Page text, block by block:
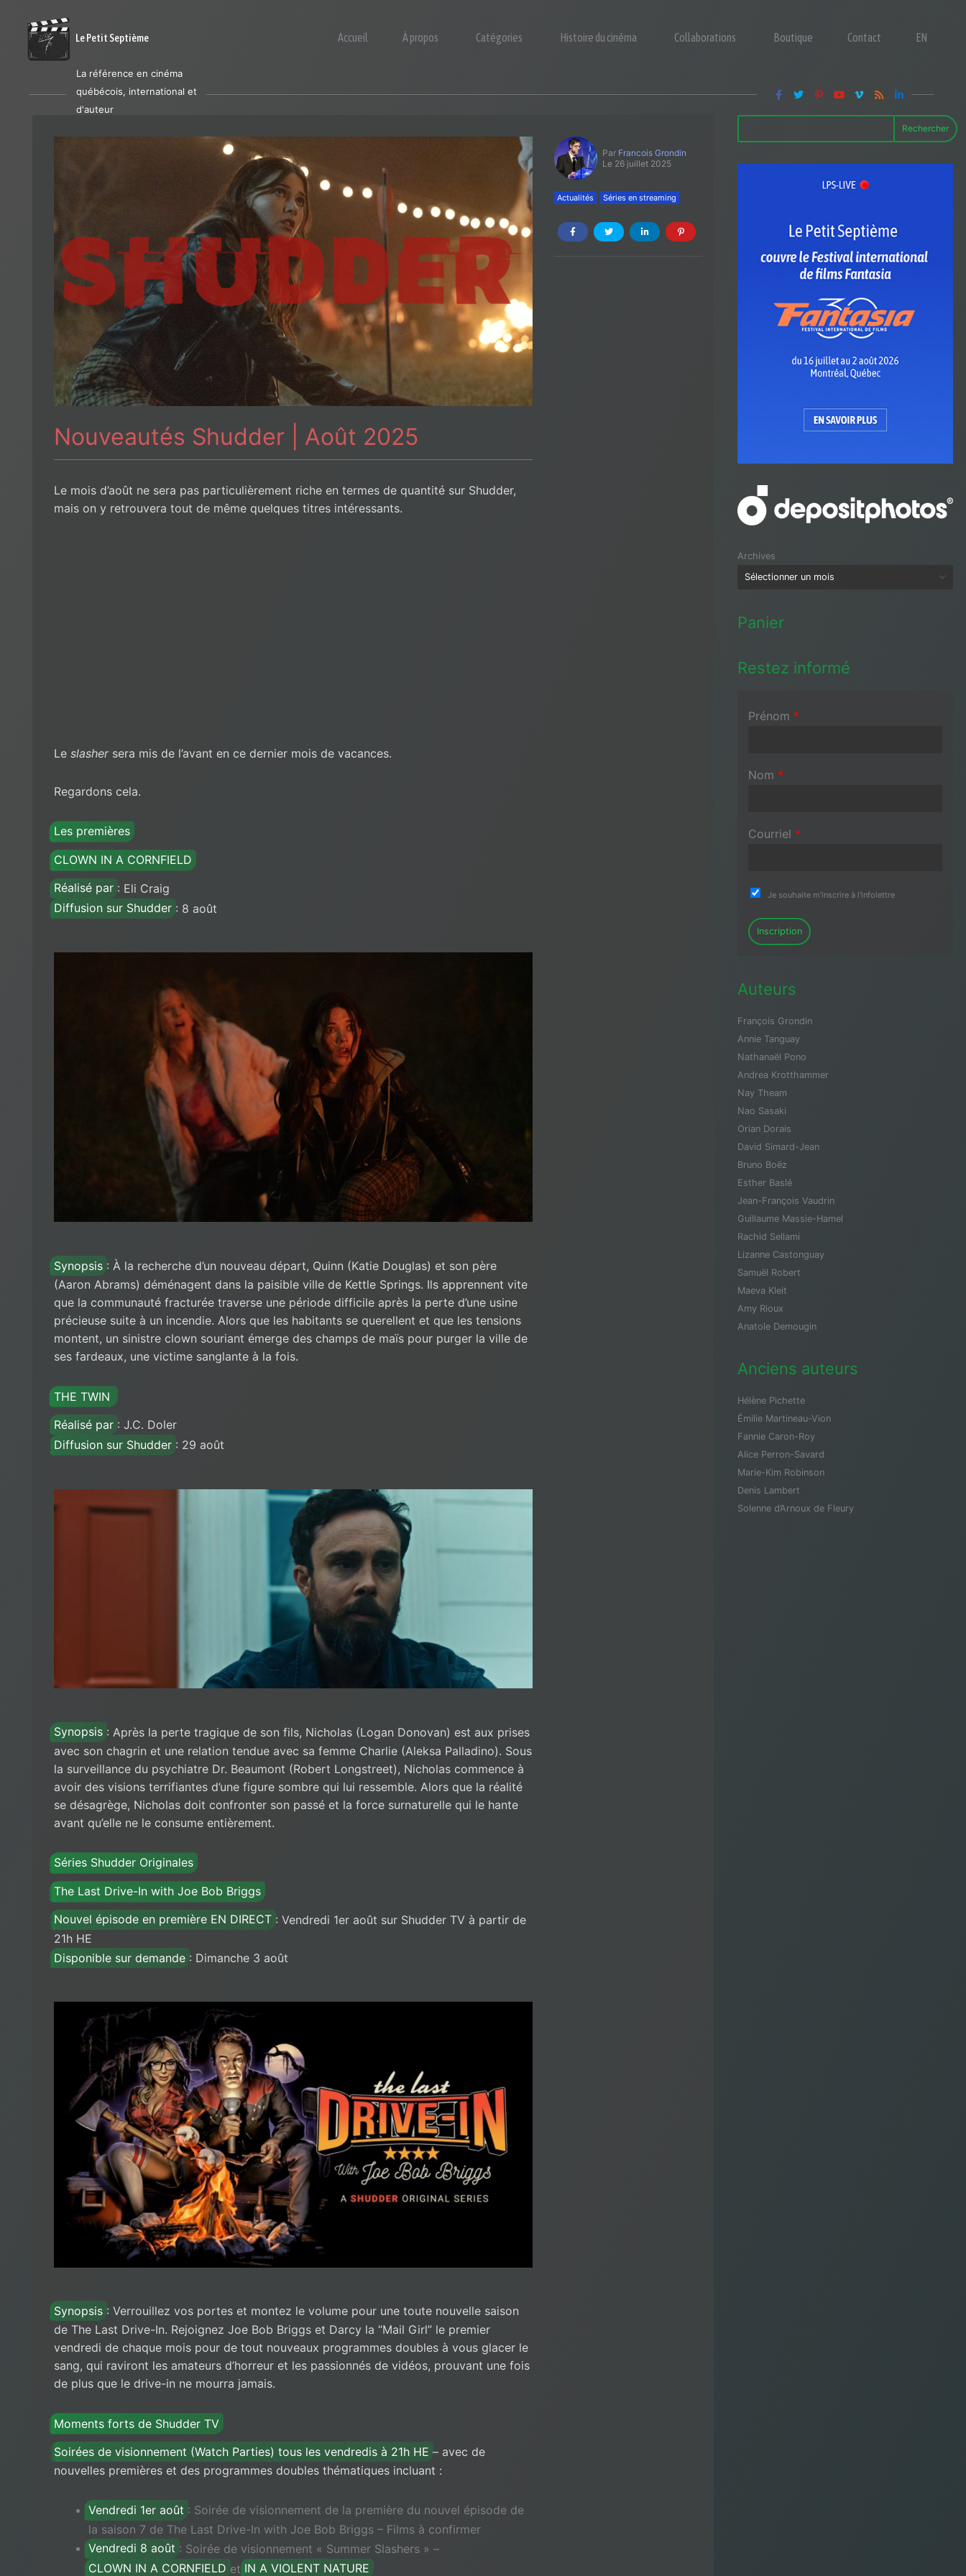
Le Petit Septième Accueil À propos Catégories Histoire du cinéma Collaborations Boutique Contact EN
La référence en cinéma
québécois, international et
d'auteur
Nouveautés Shudder | Août 2025
Le mois d’août ne sera pas particulièrement riche en termes de quantité sur Shudder,
mais on y retrouvera tout de même quelques titres intéressants.
Le slashersera mis de l’avant en ce dernier mois de vacances.
Regardons cela.
Les premières
CLOWN IN A CORNFIELD
Réalisé par : Eli Craig
Diffusion sur Shudder : 8 août
Synopsis : À la recherche d’un nouveau départ, Quinn (Katie Douglas) et son père
(Aaron Abrams) déménagent dans la paisible ville de Kettle Springs. Ils apprennent vite
que la communauté fracturée traverse une période difficile après la perte d’une usine
précieuse suite à un incendie. Alors que les habitants se querellent et que les tensions
montent, un sinistre clown souriant émerge des champs de maïs pour purger la ville de
ses fardeaux, une victime sanglante à la fois.
THE TWIN
Réalisé par : J.C. Doler
Diffusion sur Shudder : 29 août
Synopsis : Après la perte tragique de son fils, Nicholas (Logan Donovan) est aux prises
avec son chagrin et une relation tendue avec sa femme Charlie (Aleksa Palladino). Sous
la surveillance du psychiatre Dr. Beaumont (Robert Longstreet), Nicholas commence à
avoir des visions terrifiantes d’une figure sombre qui lui ressemble. Alors que la réalité
se désagrège, Nicholas doit confronter son passé et la force surnaturelle qui le hante
avant qu’elle ne le consume entièrement.
Séries Shudder Originales
The Last Drive-In with Joe Bob Briggs
Nouvel épisode en première EN DIRECT : Vendredi 1er août sur Shudder TV à partir de
21h HE
Disponible sur demande : Dimanche 3 août
Synopsis : Verrouillez vos portes et montez le volume pour une toute nouvelle saison
de The Last Drive-In. Rejoignez Joe Bob Briggs et Darcy la “Mail Girl” le premier
vendredi de chaque mois pour de tout nouveaux programmes doubles à vous glacer le
sang, qui raviront les amateurs d’horreur et les passionnés de vidéos, prouvant une fois
de plus que le drive-in ne mourra jamais.
Moments forts de Shudder TV
Soirées de visionnement (Watch Parties) tous les vendredis à 21h HE – avec de
nouvelles premières et des programmes doubles thématiques incluant :
Vendredi 1er août : Soirée de visionnement de la première du nouvel épisode de
la saison 7 de The Last Drive-In with Joe Bob Briggs – Films à confirmer
Vendredi 8 août : Soirée de visionnement « Summer Slashers » –
CLOWN IN A CORNFIELD et IN A VIOLENT NATURE
Par Francois Grondin
Le 26 juillet 2025
Actualités Séries en streaming
Rechercher
Archives
Panier
Restez informé
Prénom *
Nom *
Courriel *
Je souhaite m'inscrire à l'infolettre
Inscription
Auteurs
François Grondin
Annie Tanguay
Nathanaël Pono
Andrea Krotthammer
Nay Theam
Nao Sasaki
Orian Dorais
David Simard-Jean
Bruno Boëz
Esther Baslé
Jean-François Vaudrin
Guillaume Massie-Hamel
Rachid Sellami
Lizanne Castonguay
Samuël Robert
Maeva Kleit
Amy Rioux
Anatole Demougin
Anciens auteurs
Hélène Pichette
Émilie Martineau-Vion
Fannie Caron-Roy
Alice Perron-Savard
Marie-Kim Robinson
Denis Lambert
Solenne d’Arnoux de Fleury